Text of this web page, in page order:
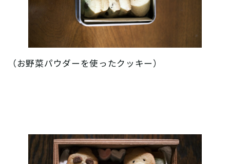
（お野菜パウダーを使ったクッキー）